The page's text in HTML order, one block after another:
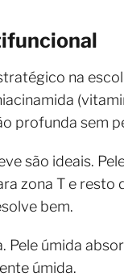
na
profunda sem
são ideais.
zona T e resto
bem.
úmida
úmida.